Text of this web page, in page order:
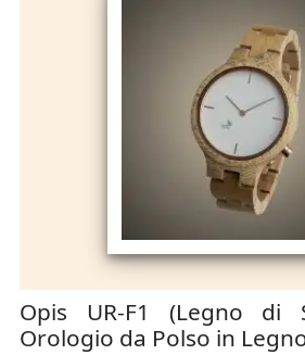
Opis UR-F1 (Legno di
Orologio da Polso in